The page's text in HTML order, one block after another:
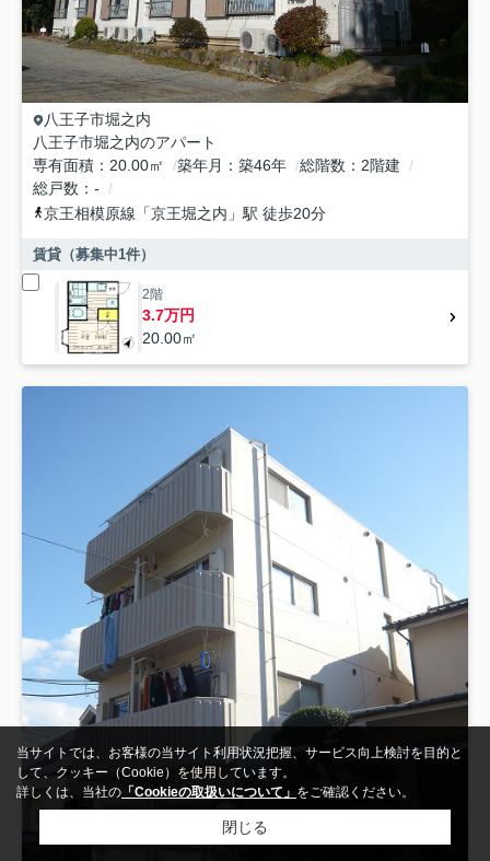
八王子市堀之内
八王子市堀之内のアパート
専有面積
20.00㎡ 築年月 築46年 総階数
2階建
総戸数
-
京王相模原線 「京王堀之内 」駅 徒歩20分
賃貸（募集中1件）
2階
3.7万円
20.00㎡
当サイトでは、お客様の当サイト利用状況把握、サービス向上検討を目的と
して、クッキー（Cookie）を使用しています。
詳しくは、当社の 「Cookieの取扱いについて」 をご確認ください。
閉じる